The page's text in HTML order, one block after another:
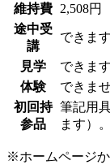
維持費
2,508円
途中受
講
できます
見学 できま
体験
できま
初回持
参品
筆記用
ます）。
※ホームページ